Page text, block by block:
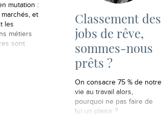
mutation :
et
les
métiers
sont
Classement des
jobs de rêve,
sommes-nous
prêts ?
On consacre 75 % de notre
vie au travail alors,
pourquoi ne pas faire de
lui un plaisir ?